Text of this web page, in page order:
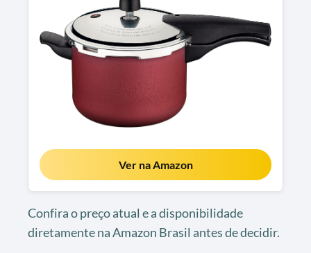
Ver na Amazon
Confira o preço atual e a disponibilidade
diretamente na Amazon Brasil antes de decidir.